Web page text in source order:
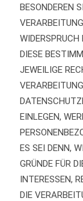
BESONDEREN
DIESE
JEWEILIGE
EINLEGEN,
ES SEI DENN,
GRÜNDE FÜR
INTERESSEN,
DIE